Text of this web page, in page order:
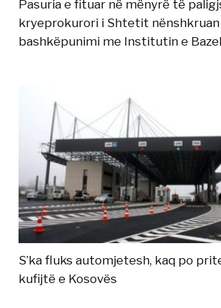
Pasuria e fituar në mënyrë të
kryeprokurori i Shtetit
bashkëpunimi me Institutin e
S’ka fluks automjetesh, kaq po
kufijtë e Kosovës